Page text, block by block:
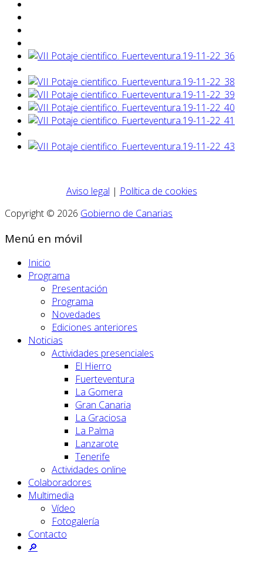
Aviso legal | Política de cookies
Copyright © 2026 Gobierno de Canarias
Menú en móvil
Inicio
Programa
Presentación
Programa
Novedades
Ediciones anteriores
Noticias
Actividades presenciales
El Hierro
Fuerteventura
La Gomera
Gran Canaria
La Graciosa
La Palma
Lanzarote
Tenerife
Actividades online
Colaboradores
Multimedia
Vídeo
Fotogalería
Contacto
🔎